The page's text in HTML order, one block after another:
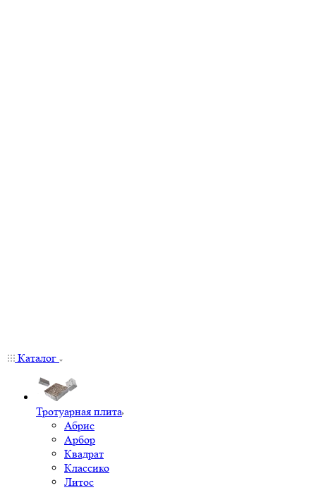
Каталог
Тротуарная плита
Абрис
Арбор
Квадрат
Классико
Литос